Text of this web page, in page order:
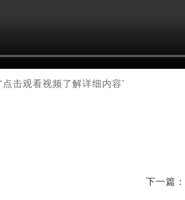
‘点击观看视频了解详细内容’
下一篇：